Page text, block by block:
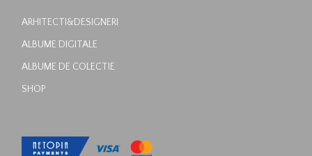
ARHITECTI&DESIGNERI
ALBUME DIGITALE
ALBUME DE COLECTIE
SHOP